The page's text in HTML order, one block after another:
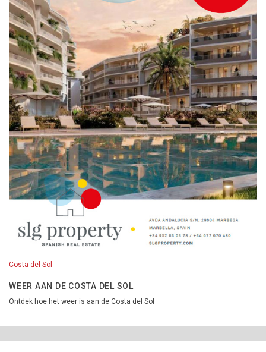
Costa del Sol
WEER AAN DE COSTA DEL SOL
Ontdek hoe het weer is aan de Costa del Sol